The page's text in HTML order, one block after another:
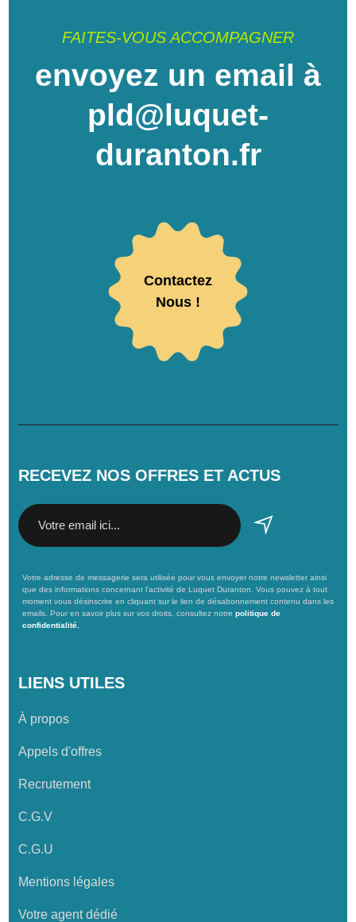
FAITES-VOUS ACCOMPAGNER
envoyez un email à
pld@luquet-
duranton.fr
Contactez
Nous !
RECEVEZ NOS OFFRES ET ACTUS
Votre adresse de messagerie sera utilisée pour vous envoyer notre newsletter ainsi
que des informations concernant l’activité de Luquet Duranton. Vous pouvez à tout
moment vous désinscrire en cliquant sur le lien de désabonnement contenu dans les
emails. Pour en savoir plus sur vos droits, consultez notre politique de
confidentialité.
LIENS UTILES
À propos
Appels d'offres
Recrutement
C.G.V
C.G.U
Mentions légales
Votre agent dédié